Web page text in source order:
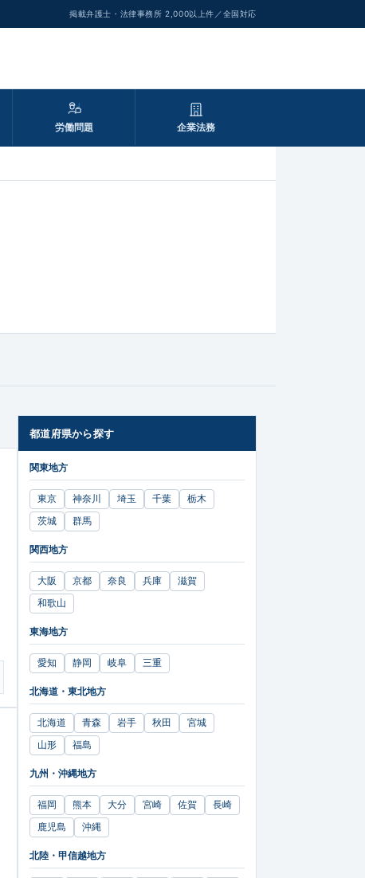
掲載弁護士・法律事務所 2,000以上件／全国対応
労働問題 企業法務
都道府県から探す
関東地方
東京 神奈川 埼玉 千葉
栃木
茨城
群馬
関西地方
大阪 京都 奈良 兵庫
滋賀
和歌山
東海地方
愛知 静岡 岐阜 三重
北海道・東北地方
北海道 青森 岩手 秋田
宮城
山形
福島
九州・沖縄地方
福岡 熊本 大分 宮崎 佐賀
長崎
鹿児島
沖縄
北陸・甲信越地方